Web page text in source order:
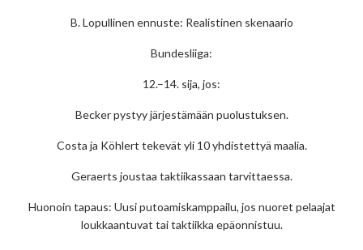
B. Lopullinen ennuste: Realistinen skenaario
Bundesliiga:
12.–14. sija, jos:
Becker pystyy järjestämään puolustuksen.
Costa ja Köhlert tekevät yli 10 yhdistettyä maalia.
Geraerts joustaa taktiikassaan tarvittaessa.
Huonoin tapaus: Uusi putoamiskamppailu, jos nuoret pelaajat
loukkaantuvat tai taktiikka epäonnistuu.